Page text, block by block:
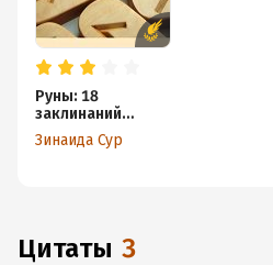
Руны: 18
заклинаний
Одина
Зинаида Сур
Цитаты 3